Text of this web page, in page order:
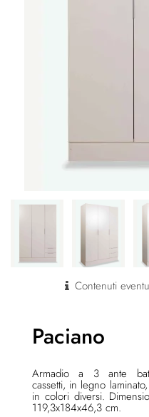
Contenuti
Paciano
Armadio a 3 ante
cassetti, in legno
in colori diversi.
119,3x184x46,3 cm.